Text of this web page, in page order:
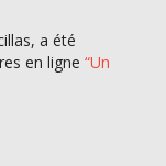
a été
en ligne “Un